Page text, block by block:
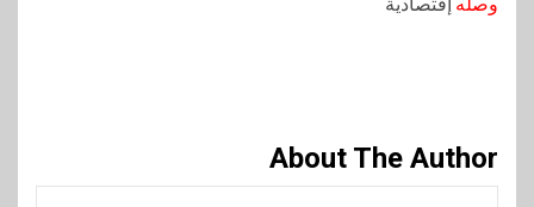
About The Author